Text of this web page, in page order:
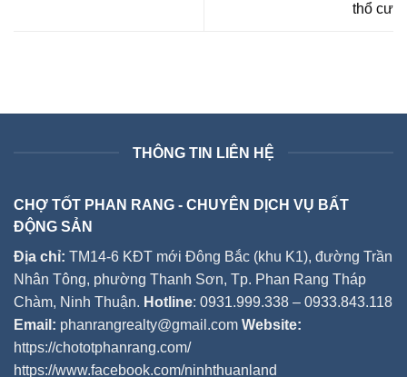
thổ cư
THÔNG TIN LIÊN HỆ
CHỢ TỐT PHAN RANG - CHUYÊN DỊCH VỤ BẤT
ĐỘNG SẢN
Địa chỉ: TM14-6 KĐT mới Đông Bắc (khu K1), đường Trần
Nhân Tông, phường Thanh Sơn, Tp. Phan Rang Tháp
Chàm, Ninh Thuận. Hotline: 0931.999.338 – 0933.843.118
Email: phanrangrealty@gmail.com Website:
https://chototphanrang.com/
https://www.facebook.com/ninhthuanland